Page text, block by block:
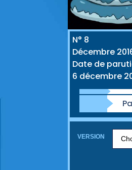
N° 8
Décembre
Date de
6 décembre
VERSION